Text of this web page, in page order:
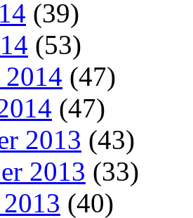
(39)
(53)
(47)
(47)
2013 (43)
2013 (33)
(40)